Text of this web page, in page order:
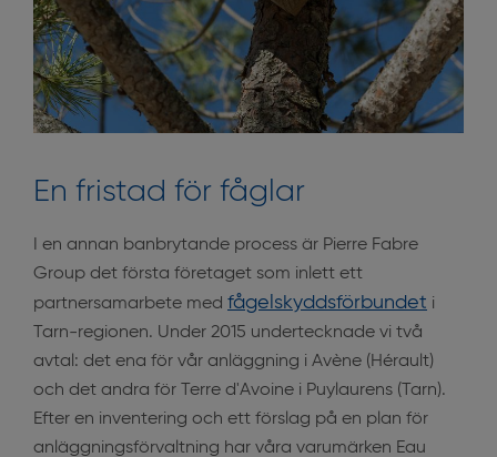
En fristad för fåglar
I en annan banbrytande process är Pierre Fabre
Group det första företaget som inlett ett
partnersamarbete med fågelskyddsförbundet i
Tarn-regionen. Under 2015 undertecknade vi två
avtal: det ena för vår anläggning i Avène (Hérault)
och det andra för Terre d'Avoine i Puylaurens (Tarn).
Efter en inventering och ett förslag på en plan för
anläggningsförvaltning har våra varumärken Eau